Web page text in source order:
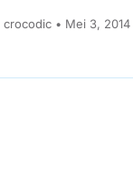
crocodic • Mei 3, 2014